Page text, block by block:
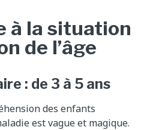
à la situation
de l’âge
: de 3 à 5 ans
des enfants
est vague et magique.